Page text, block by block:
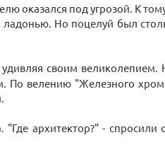
оказался под угрозой. К
Но поцелуй был
, удивляя своим великолепием.
По велению "Железного
архитектор?" - спросили